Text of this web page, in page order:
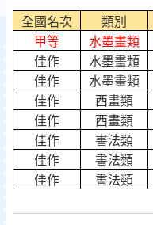
全國名次 類別
甲等
水墨畫類
佳作
水墨畫類
佳作
水墨畫類
佳作
西畫類
佳作
西畫類
佳作
書法類
佳作
書法類
佳作
書法類